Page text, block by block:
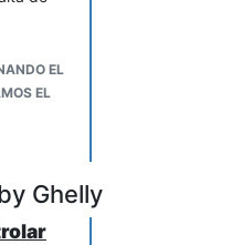
diseña
EL
EL
Ghelly